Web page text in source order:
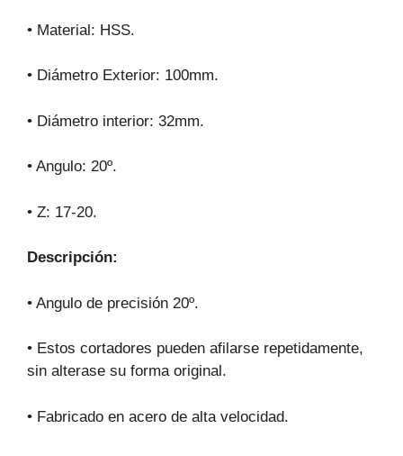
• Material: HSS.
• Diámetro Exterior: 100mm.
• Diámetro interior: 32mm.
• Angulo: 20º.
• Z: 17-20.
Descripción:
• Angulo de precisión 20º.
• Estos cortadores pueden afilarse repetidamente,
sin alterase su forma original.
• Fabricado en acero de alta velocidad.